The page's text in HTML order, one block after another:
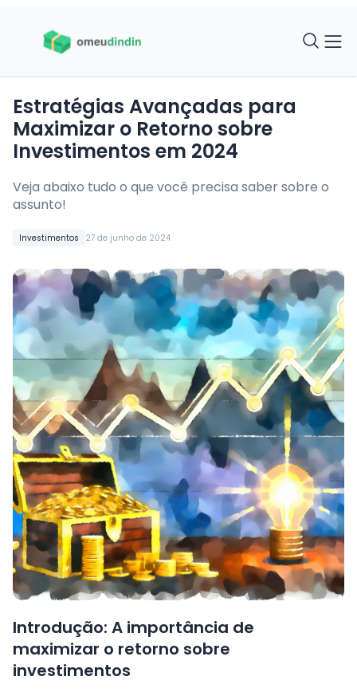
Investimentos 27 de junho de 2024
Estratégias Avançadas para
Maximizar o Retorno sobre
Investimentos em 2024
Veja abaixo tudo o que você precisa saber sobre o
assunto!
Introdução: A importância de
maximizar o retorno sobre
investimentos